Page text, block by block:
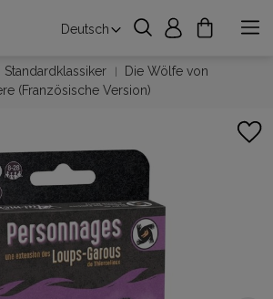
Deutsch
Standardklassiker
Die Wölfe von
(Französische Version)